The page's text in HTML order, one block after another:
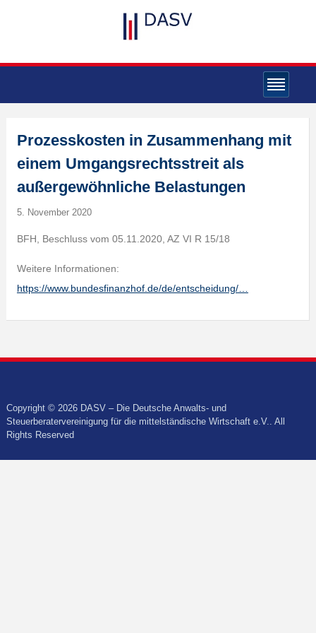
Prozesskosten in Zusammenhang mit
einem Umgangsrechtsstreit als
außergewöhnliche Belastungen
5. November 2020
BFH, Beschluss vom 05.11.2020, AZ VI R 15/18
Weitere Informationen:
https://www.bundesfinanzhof.de/de/entscheidung/…
Copyright © 2026 DASV – Die Deutsche Anwalts- und
Steuerberatervereinigung für die mittelständische Wirtschaft e.V.. All
Rights Reserved